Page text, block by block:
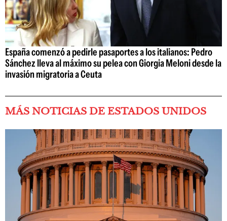
España comenzó a pedirle pasaportes a los italianos: Pedro
Sánchez lleva al máximo su pelea con Giorgia Meloni desde la
invasión migratoria a Ceuta
MÁS NOTICIAS DE ESTADOS UNIDOS